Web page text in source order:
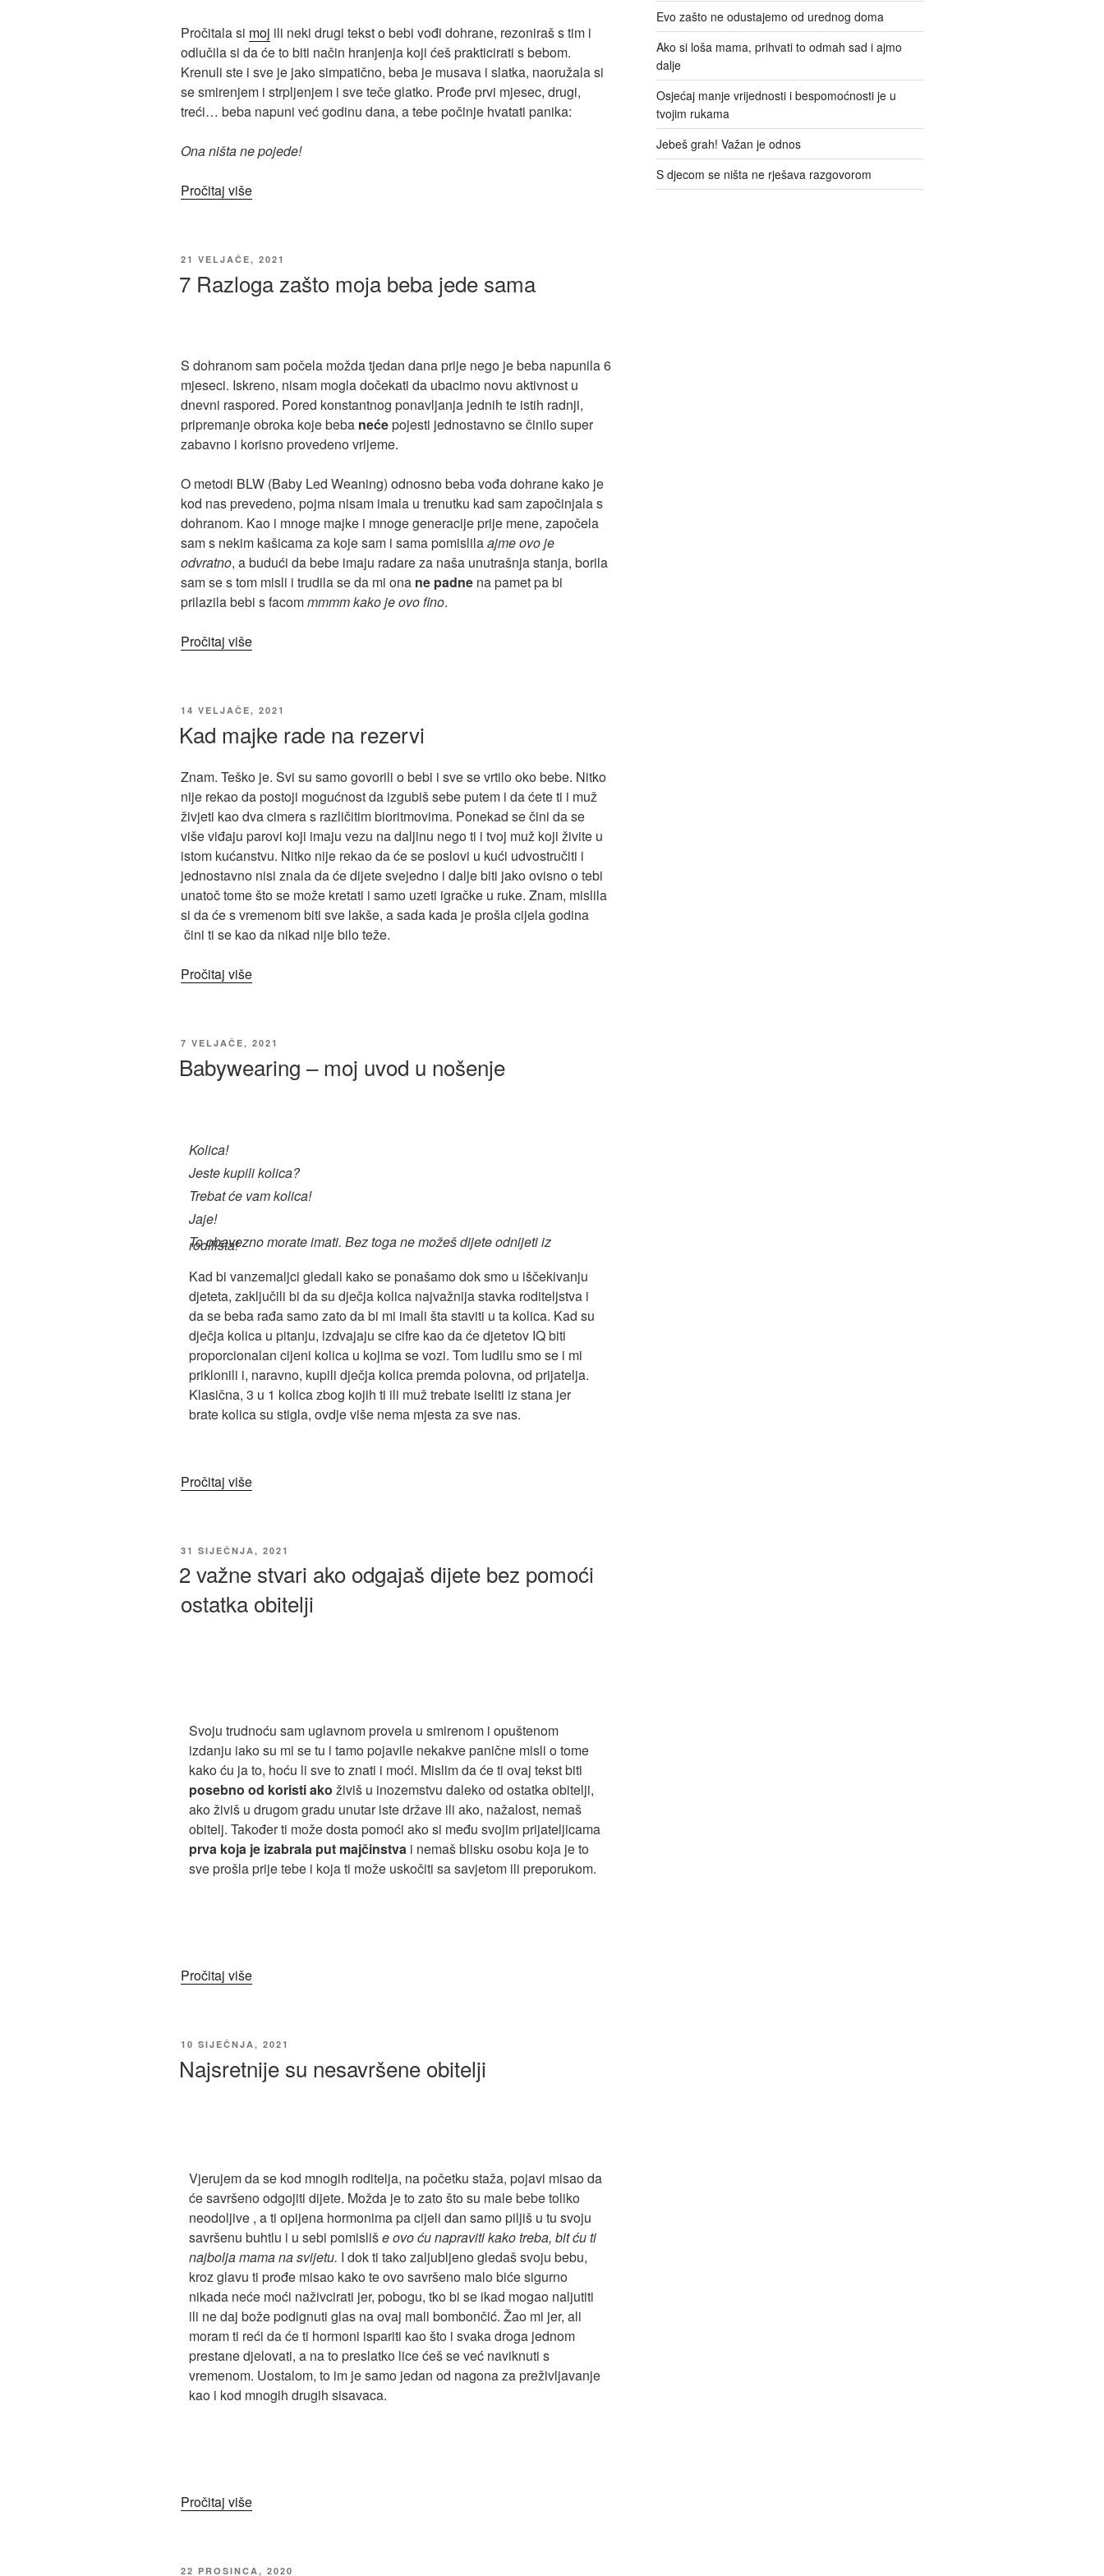
Pročitala si moj ili neki drugi tekst o bebi vođi dohrane, rezoniraš s tim i
odlučila si da će to biti način hranjenja koji ćeš prakticirati s bebom.
Krenuli ste i sve je jako simpatično, beba je musava i slatka, naoružala si
se smirenjem i strpljenjem i sve teče glatko. Prođe prvi mjesec, drugi,
treći… beba napuni već godinu dana, a tebe počinje hvatati panika:
Ona ništa ne pojede!
Pročitaj više
21 VELJAČE, 2021
7 Razloga zašto moja beba jede sama
S dohranom sam počela možda tjedan dana prije nego je beba napunila 6
mjeseci. Iskreno, nisam mogla dočekati da ubacimo novu aktivnost u
dnevni raspored. Pored konstantnog ponavljanja jednih te istih radnji,
pripremanje obroka koje beba nećepojesti jednostavno se činilo super
zabavno i korisno provedeno vrijeme.
O metodi BLW (Baby Led Weaning) odnosno beba vođa dohrane kako je
kod nas prevedeno, pojma nisam imala u trenutku kad sam započinjala s
dohranom. Kao i mnoge majke i mnoge generacije prije mene, započela
sam s nekim kašicama za koje sam i sama pomislilaajme ovo je
odvratno, a budući da bebe imaju radare za naša unutrašnja stanja, borila
sam se s tom misli i trudila se da mi ona ne padne na pamet pa bi
prilazila bebi s facommmmm kako je ovo fino.
Pročitaj više
14 VELJAČE, 2021
Kad majke rade na rezervi
Znam. Teško je. Svi su samo govorili o bebi i sve se vrtilo oko bebe. Nitko
nije rekao da postoji mogućnost da izgubiš sebe putem i da ćete ti i muž
živjeti kao dva cimera s različitim bioritmovima. Ponekad se čini da se
više viđaju parovi koji imaju vezu na daljinu nego ti i tvoj muž koji živite u
istom kućanstvu. Nitko nije rekao da će se poslovi u kući udvostručiti i
jednostavno nisi znala da će dijete svejedno i dalje biti jako ovisno o tebi
unatoč tome što se može kretati i samo uzeti igračke u ruke. Znam, mislila
si da će s vremenom biti sve lakše, a sada kada je prošla cijela godina
čini ti se kao da nikad nije bilo teže.
Pročitaj više
7 VELJAČE, 2021
Babywearing – moj uvod u nošenje
Kolica!
Jeste kupili kolica?
Trebat će vam kolica!
Jaje!
To obavezno morate imati. Bez toga ne možeš dijete odnijeti iz
rodilišta!
Kad bi vanzemaljci gledali kako se ponašamo dok smo u iščekivanju
djeteta, zaključili bi da su dječja kolica najvažnija stavka roditeljstva i
da se beba rađa samo zato da bi mi imali šta staviti u ta kolica. Kad su
dječja kolica u pitanju, izdvajaju se cifre kao da će djetetov IQ biti
proporcionalan cijeni kolica u kojima se vozi. Tom ludilu smo se i mi
priklonili i, naravno, kupili dječja kolica premda polovna, od prijatelja.
Klasična, 3 u 1 kolica zbog kojih ti ili muž trebate iseliti iz stana jer
brate kolica su stigla, ovdje više nema mjesta za sve nas.
Pročitaj više
31 SIJEČNJA, 2021
2 važne stvari ako odgajaš dijete bez pomoći
ostatka obitelji
Svoju trudnoću sam uglavnom provela u smirenom i opuštenom
izdanju iako su mi se tu i tamo pojavile nekakve panične misli o tome
kako ću ja to, hoću li sve to znati i moći. Mislim da će ti ovaj tekst biti
posebno od koristi ako živiš u inozemstvu daleko od ostatka obitelji,
ako živiš u drugom gradu unutar iste države ili ako, nažalost, nemaš
obitelj. Također ti može dosta pomoći ako si među svojim prijateljicama
prva koja je izabrala put majčinstva i nemaš blisku osobu koja je to
sve prošla prije tebe i koja ti može uskočiti sa savjetom ili preporukom.
Pročitaj više
10 SIJEČNJA, 2021
Najsretnije su nesavršene obitelji
Vjerujem da se kod mnogih roditelja, na početku staža, pojavi misao da
će savršeno odgojiti dijete. Možda je to zato što su male bebe toliko
neodoljive , a ti opijena hormonima pa cijeli dan samo piljiš u tu svoju
savršenu buhtlu i u sebi pomisliše ovo ću napraviti kako treba, bit ću ti
najbolja mama na svijetu. I dok ti tako zaljubljeno gledaš svoju bebu,
kroz glavu ti prođe misao kako te ovo savršeno malo biće sigurno
nikada neće moći naživcirati jer, pobogu, tko bi se ikad mogao naljutiti
ili ne daj bože podignuti glas na ovaj mali bombončić. Žao mi jer, ali
moram ti reći da će ti hormoni ispariti kao što i svaka droga jednom
prestane djelovati, a na to preslatko lice ćeš se već naviknuti s
vremenom. Uostalom, to im je samo jedan od nagona za preživljavanje
kao i kod mnogih drugih sisavaca.
Pročitaj više
22 PROSINCA, 2020
Evo zašto ne odustajemo od urednog doma
Ako si loša mama, prihvati to odmah sad i ajmo
dalje
Osjećaj manje vrijednosti i bespomoćnosti je u
tvojim rukama
Jebeš grah! Važan je odnos
S djecom se ništa ne rješava razgovorom